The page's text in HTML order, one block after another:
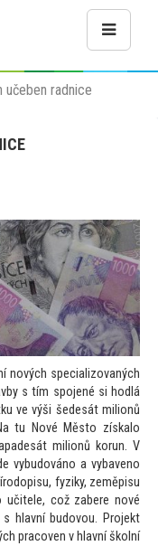
učeben radnice
nových specializovaných
s tím spojené si hodlá
ve výši šedesát milionů
tu Nové Město získalo
milionů korun. V
vybudováno a vybaveno
fyziky, zeměpisu
což zabere nové
hlavní budovou. Projekt
pracoven v hlavní školní